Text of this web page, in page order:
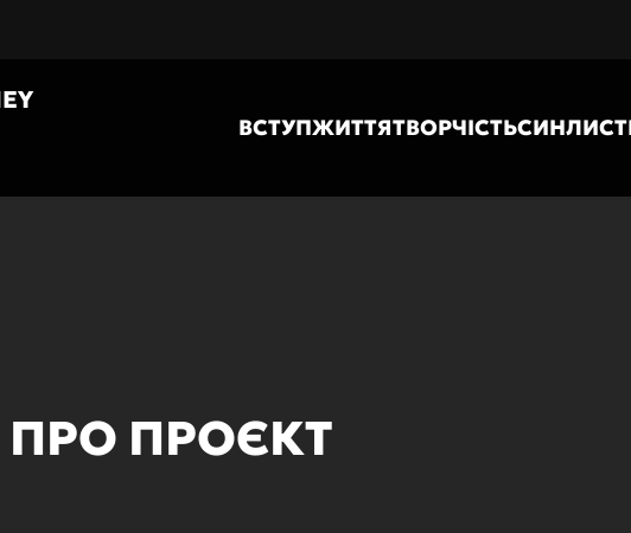
ВСТУПЖИТТЯТВОРЧІСТЬСИН
ПРО ПРОЄКТ